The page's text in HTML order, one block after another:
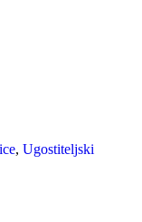
, Ugostiteljski